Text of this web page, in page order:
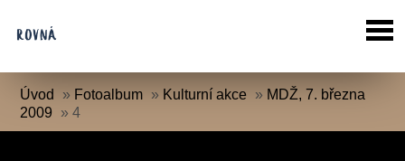
Úvod » Fotoalbum » Kulturní akce » MDŽ, 7. března
2009
»4